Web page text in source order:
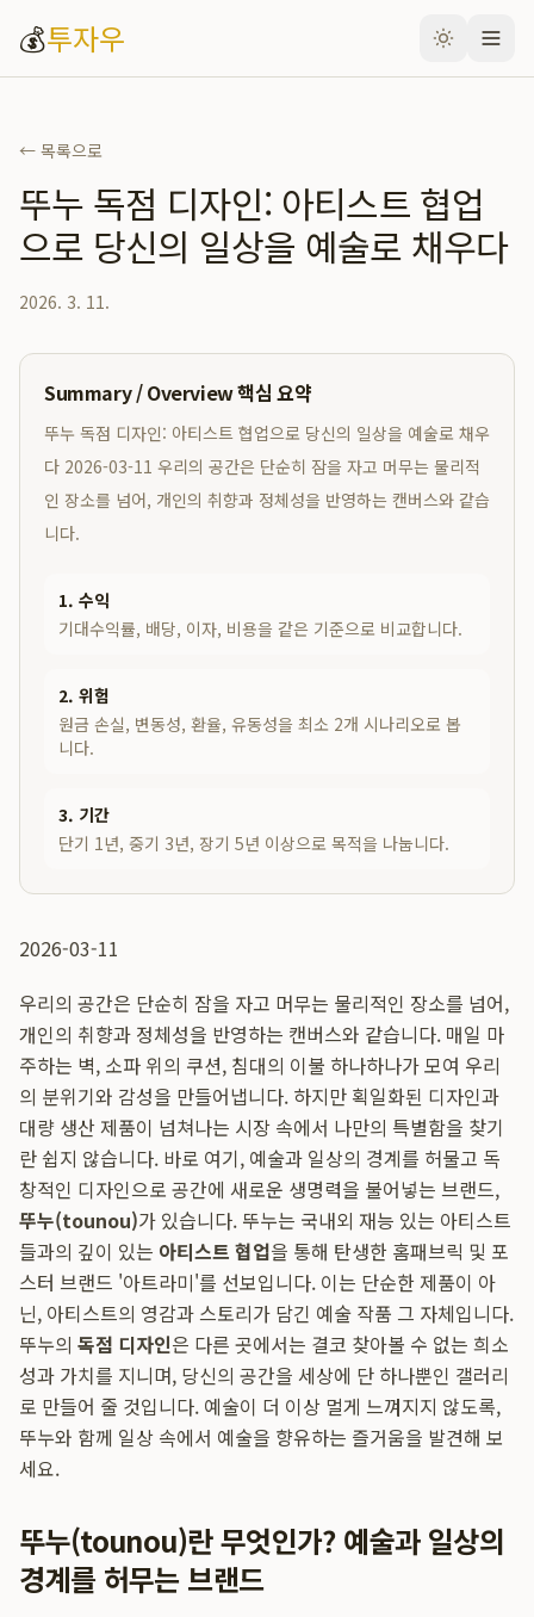
💰투자우
← 목록으로
뚜누 독점 디자인: 아티스트 협업
으로 당신의 일상을 예술로 채우다
2026. 3. 11.
Summary / Overview 핵심 요약
뚜누 독점 디자인: 아티스트 협업으로 당신의 일상을 예술로 채우
다 2026-03-11 우리의 공간은 단순히 잠을 자고 머무는 물리적
인 장소를 넘어, 개인의 취향과 정체성을 반영하는 캔버스와 같습
니다.
1. 수익
기대수익률, 배당, 이자, 비용을 같은 기준으로 비교합니다.
2. 위험
원금 손실, 변동성, 환율, 유동성을 최소 2개 시나리오로 봅
니다.
3. 기간
단기 1년, 중기 3년, 장기 5년 이상으로 목적을 나눕니다.
2026-03-11
우리의 공간은 단순히 잠을 자고 머무는 물리적인 장소를 넘어,
개인의 취향과 정체성을 반영하는 캔버스와 같습니다. 매일 마
주하는 벽, 소파 위의 쿠션, 침대의 이불 하나하나가 모여 우리
의 분위기와 감성을 만들어냅니다. 하지만 획일화된 디자인과
대량 생산 제품이 넘쳐나는 시장 속에서 나만의 특별함을 찾기
란 쉽지 않습니다. 바로 여기, 예술과 일상의 경계를 허물고 독
창적인 디자인으로 공간에 새로운 생명력을 불어넣는 브랜드,
뚜누(tounou)가 있습니다. 뚜누는 국내외 재능 있는 아티스트
들과의 깊이 있는 아티스트 협업을 통해 탄생한 홈패브릭 및 포
스터 브랜드 '아트라미'를 선보입니다. 이는 단순한 제품이 아
닌, 아티스트의 영감과 스토리가 담긴 예술 작품 그 자체입니다.
뚜누의 독점 디자인은 다른 곳에서는 결코 찾아볼 수 없는 희소
성과 가치를 지니며, 당신의 공간을 세상에 단 하나뿐인 갤러리
로 만들어 줄 것입니다. 예술이 더 이상 멀게 느껴지지 않도록,
뚜누와 함께 일상 속에서 예술을 향유하는 즐거움을 발견해 보
세요.
뚜누(tounou)란 무엇인가? 예술과 일상의
경계를 허무는 브랜드